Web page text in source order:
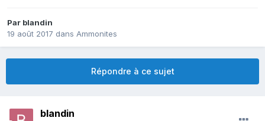
Par blandin
19 août 2017 dans Ammonites
Répondre à ce sujet
blandin